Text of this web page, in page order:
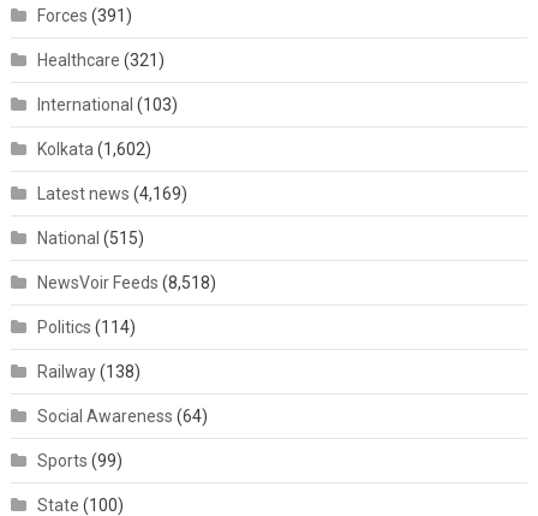
Forces (391)
Healthcare (321)
International (103)
Kolkata (1,602)
Latest news (4,169)
National (515)
NewsVoir Feeds (8,518)
Politics (114)
Railway(138)
Social Awareness (64)
Sports (99)
State (100)